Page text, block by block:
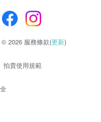
2026 服務條款(更新)
拍賣使用規範